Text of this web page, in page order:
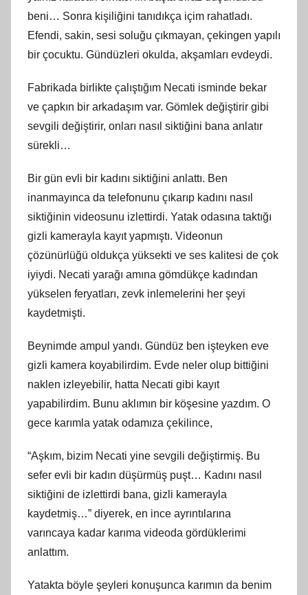
beni… Sonra kişiliğini tanıdıkça içim rahatladı.
Efendi, sakin, sesi soluğu çıkmayan, çekingen yapılı
bir çocuktu. Gündüzleri okulda, akşamları evdeydi.
Fabrikada birlikte çalıştığım Necati isminde bekar
ve çapkın bir arkadaşım var. Gömlek değiştirir gibi
sevgili değiştirir, onları nasıl siktiğini bana anlatır
sürekli…
Bir gün evli bir kadını siktiğini anlattı. Ben
inanmayınca da telefonunu çıkarıp kadını nasıl
siktiğinin videosunu izlettirdi. Yatak odasına taktığı
gizli kamerayla kayıt yapmıştı. Videonun
çözünürlüğü oldukça yüksekti ve ses kalitesi de çok
iyiydi. Necati yarağı amına gömdükçe kadından
yükselen feryatları, zevk inlemelerini her şeyi
kaydetmişti.
Beynimde ampul yandı. Gündüz ben işteyken eve
gizli kamera koyabilirdim. Evde neler olup bittiğini
naklen izleyebilir, hatta Necati gibi kayıt
yapabilirdim. Bunu aklımın bir köşesine yazdım. O
gece karımla yatak odamıza çekilince,
“Aşkım, bizim Necati yine sevgili değiştirmiş. Bu
sefer evli bir kadın düşürmüş puşt… Kadını nasıl
siktiğini de izlettirdi bana, gizli kamerayla
kaydetmiş…” diyerek, en ince ayrıntılarına
varıncaya kadar karıma videoda gördüklerimi
anlattım.
Yatakta böyle şeyleri konuşunca karımın da benim